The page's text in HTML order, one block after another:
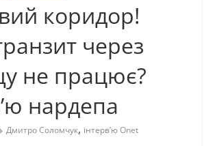
коридор!
через
не працює?
нардепа
Дмитро Соломчук, інтерв’ю Onet